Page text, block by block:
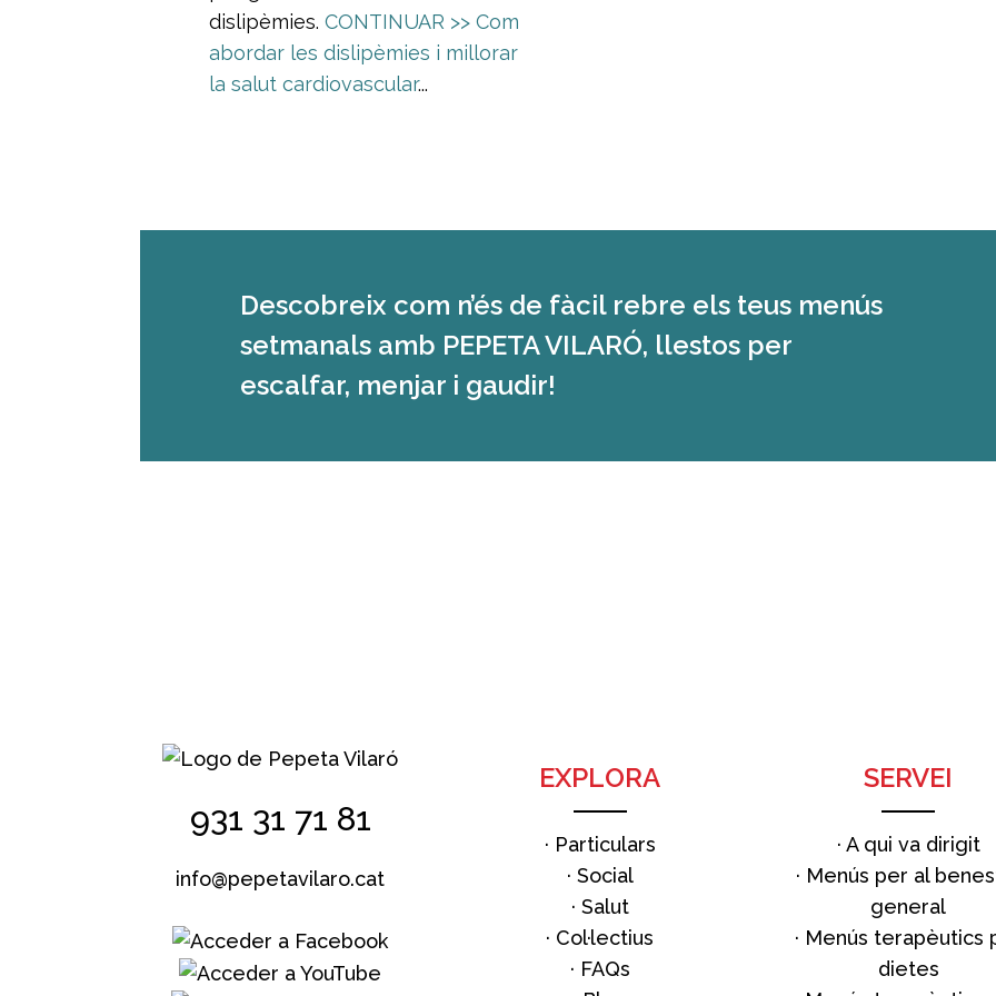
dislipèmies. CONTINUAR >> Com
abordar les dislipèmies i millorar
la salut cardiovascular...
Descobreix com n’és de fàcil rebre els teus menús
setmanals amb PEPETA VILARÓ, llestos per
escalfar, menjar i gaudir!
931 31 71 81
info@pepetavilaro.cat
EXPLORA
· Particulars
· Social
· Salut
· Col·lectius
· FAQs
SERVEI
· A qui va dirigit
· Menús per al
general
· Menús terapèutics
dietes